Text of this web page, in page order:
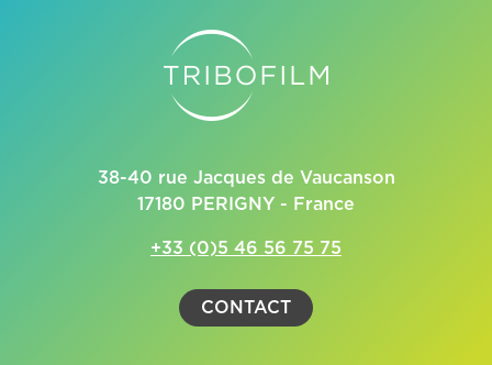
38-40 rue Jacques de Vaucanson
17180 PERIGNY - France
+33 (0)5 46 56 75 75
CONTACT